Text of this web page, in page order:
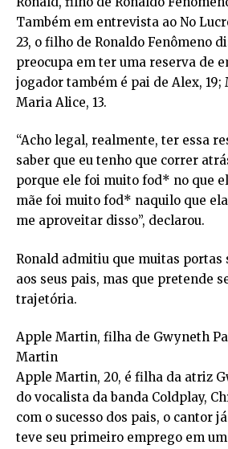
Também em entrevista ao No
23, o filho de Ronaldo Fenômeno
preocupa em ter uma reserva de
jogador também é pai de Alex, 19;
Maria Alice, 13.
“Acho legal, realmente, ter essa
saber que eu tenho que correr
porque ele foi muito fod* no que
mãe foi muito fod* naquilo que
me aproveitar disso”, declarou.
Ronald admitiu que muitas portas
aos seus pais, mas que pretende
trajetória.
Apple Martin, filha de Gwyneth
Martin
Apple Martin, 20, é filha da atriz
do vocalista da banda Coldplay,
com o sucesso dos pais, o cantor
teve seu primeiro emprego em